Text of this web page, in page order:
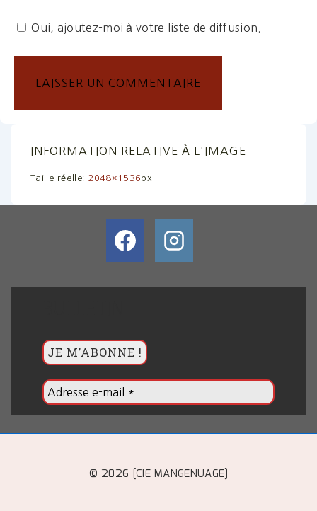
Oui, ajoutez-moi à votre liste de diffusion.
INFORMATION RELATIVE À L'IMAGE
Taille réelle: 2048×1536px
© 2026 [CIE MANGENUAGE]